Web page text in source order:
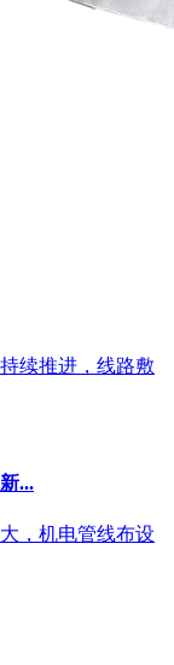
续推进，线路敷
...
，机电管线布设